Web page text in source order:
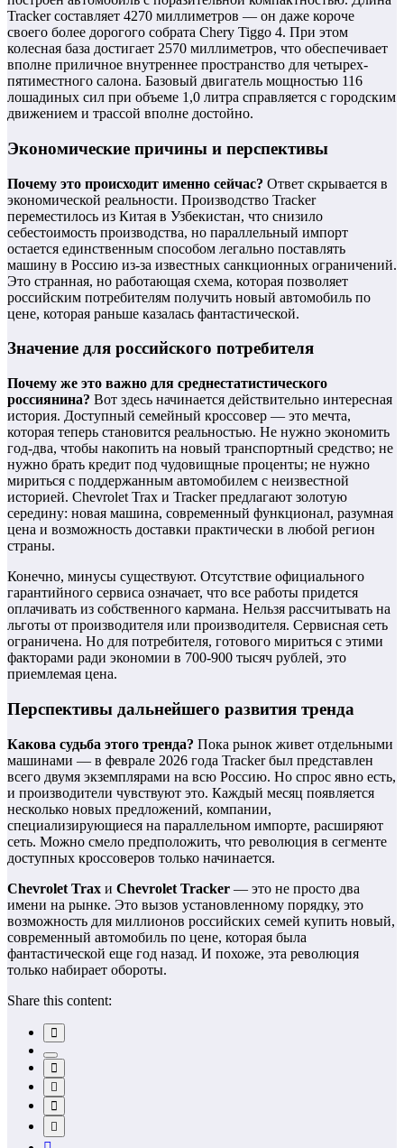
Tracker составляет 4270 миллиметров — он даже короче
своего более дорогого собрата Chery Tiggo 4. При этом
колесная база достигает 2570 миллиметров, что обеспечивает
вполне приличное внутреннее пространство для четырех-
пятиместного салона. Базовый двигатель мощностью 116
лошадиных сил при объеме 1,0 литра справляется с городским
движением и трассой вполне достойно.
Экономические причины и перспективы
Почему это происходит именно сейчас? Ответ скрывается в
экономической реальности. Производство Tracker
переместилось из Китая в Узбекистан, что снизило
себестоимость производства, но параллельный импорт
остается единственным способом легально поставлять
машину в Россию из-за известных санкционных ограничений.
Это странная, но работающая схема, которая позволяет
российским потребителям получить новый автомобиль по
цене, которая раньше казалась фантастической.
Значение для российского потребителя
Почему же это важно для среднестатистического
россиянина? Вот здесь начинается действительно интересная
история. Доступный семейный кроссовер — это мечта,
которая теперь становится реальностью. Не нужно экономить
год-два, чтобы накопить на новый транспортный средство; не
нужно брать кредит под чудовищные проценты; не нужно
мириться с поддержанным автомобилем с неизвестной
историей. Chevrolet Trax и Tracker предлагают золотую
середину: новая машина, современный функционал, разумная
цена и возможность доставки практически в любой регион
страны.
Конечно, минусы существуют. Отсутствие официального
гарантийного сервиса означает, что все работы придется
оплачивать из собственного кармана. Нельзя рассчитывать на
льготы от производителя или производителя. Сервисная сеть
ограничена. Но для потребителя, готового мириться с этими
факторами ради экономии в 700-900 тысяч рублей, это
приемлемая цена.
Перспективы дальнейшего развития тренда
Какова судьба этого тренда? Пока рынок живет отдельными
машинами — в феврале 2026 года Tracker был представлен
всего двумя экземплярами на всю Россию. Но спрос явно есть,
и производители чувствуют это. Каждый месяц появляется
несколько новых предложений, компании,
специализирующиеся на параллельном импорте, расширяют
сеть. Можно смело предположить, что революция в сегменте
доступных кроссоверов только начинается.
Chevrolet Trax и Chevrolet Tracker — это не просто два
имени на рынке. Это вызов установленному порядку, это
возможность для миллионов российских семей купить новый,
современный автомобиль по цене, которая была
фантастической еще год назад. И похоже, эта революция
только набирает обороты.
Share this content: